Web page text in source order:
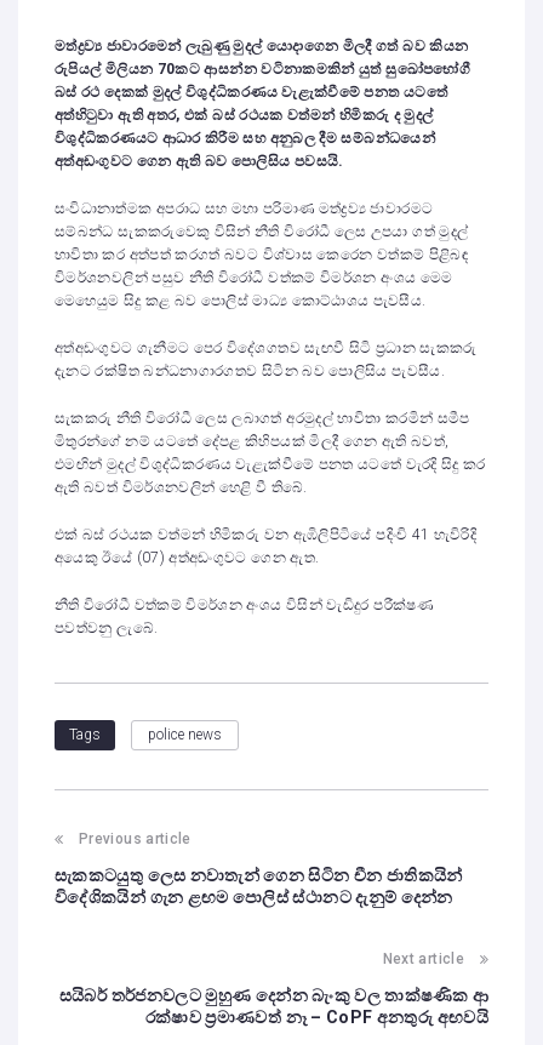
මත්ද්‍රව්‍ය ජාවාරමෙන් ලැබුණු මුදල් යොදාගෙන මිලදී ගත් බව කියන
රුපියල් මිලියන 70කට ආසන්න වටිනාකමකින් යුත් සුඛෝපභෝගී
බස් රථ දෙකක් මුදල් විශුද්ධිකරණය වැළැක්වීමේ පනත යටතේ
අත්හිටුවා ඇති අතර,එක් බස් රථයක වත්මන් හිමිකරු ද මුදල්
විශුද්ධිකරණයට ආධාර කිරීම සහ අනුබල දීම සම්බන්ධයෙන්
අත්අඩංගුවට ගෙන ඇති බව පොලිසිය පවසයි.
සංවිධානාත්මක අපරාධ සහ මහා පරිමාණ මත්ද්‍රව්‍ය ජාවාරමට
සම්බන්ධ සැකකරුවෙකු විසින් නීති විරෝධී ලෙස උපයා ගත් මුදල්
භාවිතා කර අත්පත් කරගත් බවට විශ්වාස කෙරෙන වත්කම් පිළිබඳ
විමර්ශනවලින් පසුව නීති විරෝධී වත්කම් විමර්ශන අංශය මෙම
මෙහෙයුම සිදු කළ බව පොලිස් මාධ්‍ය කොට්ඨාශය පැවසීය.
අත්අඩංගුවට ගැනීමට පෙර විදේශගතව සැඟවී සිටි ප්‍රධාන සැකකරු
දැනට රක්ෂිත බන්ධනාගාරගතව සිටින බව පොලිසිය පැවසීය.
සැකකරු නීති විරෝධී ලෙස ලබාගත් අරමුදල් භාවිතා කරමින් සමීප
මිතුරන්ගේ නම් යටතේ දේපළ කිහිපයක් මිලදී ගෙන ඇති බවත්,
එමඟින් මුදල් විශුද්ධිකරණය වැළැක්වීමේ පනත යටතේ වැරදි සිදු කර
ඇති බවත් විමර්ශනවලින් හෙළි වී තිබේ.
එක් බස් රථයක වත්මන් හිමිකරු වන ඇඹිලිපිටියේ පදිංචි 41 හැවිරිදි
අයෙකු ඊයේ (07) අත්අඩංගුවට ගෙන ඇත.
නීති විරෝධී වත්කම් විමර්ශන අංශය විසින් වැඩිදුර පරීක්ෂණ
පවත්වනු ලැබේ.
Tags police news
Previous article
සැකකටයුතු ලෙස නවාතැන් ගෙන සිටින චීන ජාතිකයින්
විදේශිකයින් ගැන ළඟම පොලිස් ස්ථානට දැනුම් දෙන්න
Next article
සයිබර් තර්ජනවලට මුහුණ දෙන්න බැංකු වල තාක්ෂණික ආ
රක්ෂාව ප්‍රමාණවත් නෑ – CoPF අනතුරු අඟවයි